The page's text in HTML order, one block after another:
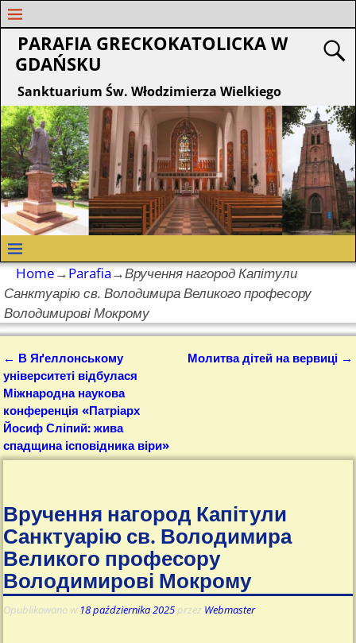
PARAFIA GRECKOKATOLICKA W
GDAŃSKU
Sanktuarium Św. Włodzimierza Wielkiego
Home→Parafia→Вручення нагород Капітули
Санктуарію св. Володимира Великого професору
Володимирові Мокрому
Nawigacja
← В Яґеллонському
університеті відбулася
Міжнародна наукова
конференція «Патріарх
Йосиф Сліпий: жива
спадщина ісповідника віри»
Молитва дітей на вервиці →
Вручення нагород Капітули
Санктуарію св. Володимира
Великого професору
Володимирові Мокрому
Opublikowano w 18 października 2025 przez Webmaster